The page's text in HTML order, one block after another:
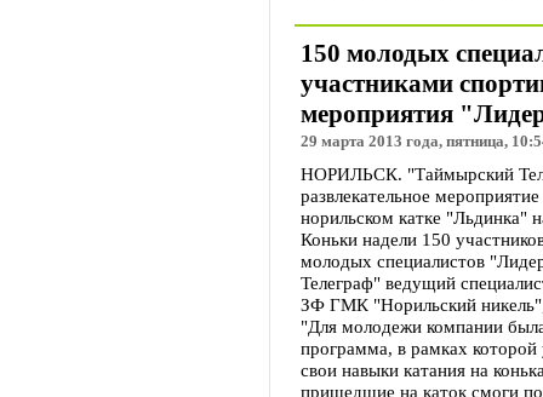
150 молодых
участниками
мероприятия
29 марта 2013 года, пятница,
НОРИЛЬСК. "Таймырский
развлекательное
норильском катке "Льдинка"
Коньки надели 150
молодых специалистов
Телеграф" ведущий
ЗФ ГМК "Норильский
"Для молодежи компании была
программа, в рамках
свои навыки катания на
пришедшие на каток смоги